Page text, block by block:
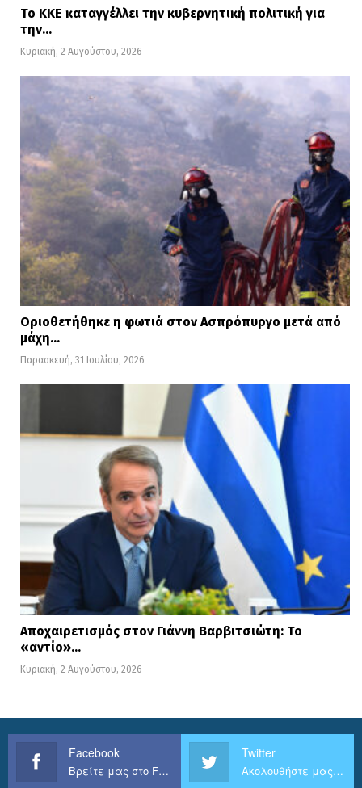
Το ΚΚΕ καταγγέλλει την κυβερνητική πολιτική για
την…
Κυριακή, 2 Αυγούστου, 2026
Οριοθετήθηκε η φωτιά στον Ασπρόπυργο μετά από
μάχη…
Παρασκευή, 31 Ιουλίου, 2026
Αποχαιρετισμός στον Γιάννη Βαρβιτσιώτη: Το
«αντίο»…
Κυριακή, 2 Αυγούστου, 2026
Facebook
Βρείτε μας στο Facebook
Twitter
Ακολουθήστε μας στο Twitter